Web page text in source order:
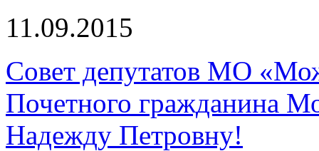
11.09.2015
Совет депутатов МО
Почетного гражданина
Надежду Петровну!